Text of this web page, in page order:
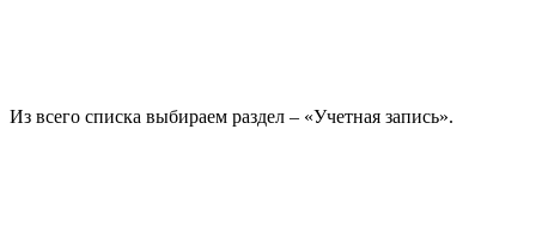
Из всего списка выбираем раздел – «Учетная запись».